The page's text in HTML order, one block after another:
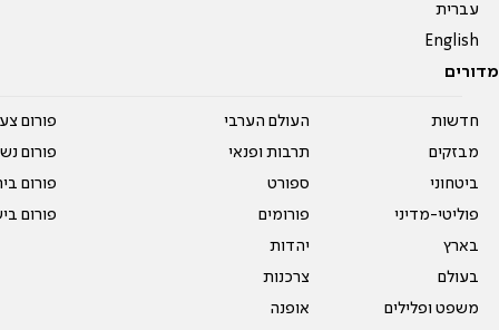
עברית
English
מדורים
חדשות
מבזקים
ביטחוני
פוליטי-מדיני
בארץ
בעולם
משפט ופלילים
העולם הערבי
תרבות ופנאי
ספורט
פורומים
יהדות
צרכנות
אופנה
פורום
פורום
פורום
פורום